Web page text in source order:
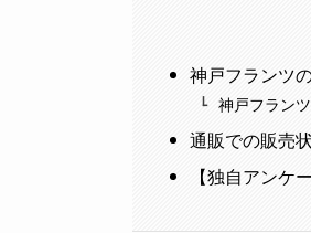
神戸フランツ
神戸フラン
通販での販売
【独自アンケ